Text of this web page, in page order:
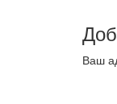
Ваш